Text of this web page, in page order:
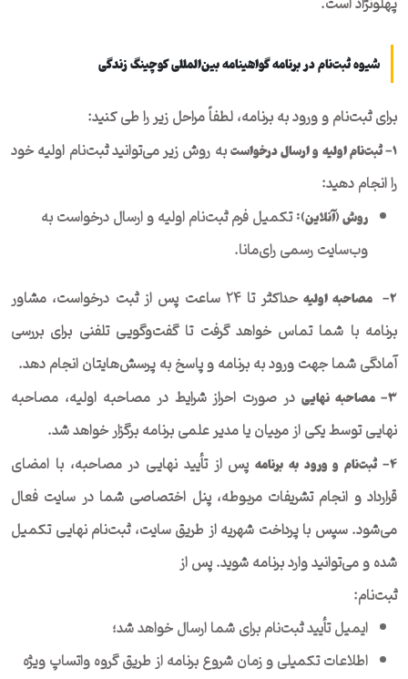
شیوه ثبت‌نام در برنامه گواهینامه بین‌المللی کوچینگ زندگی
برای ثبت‌نام و ورود به برنامه، لطفاً مراحل زیر را طی کنید:
۱- ثبت‌نام اولیه و ارسال درخواست
به روش زیر می‌توانید ثبت‌نام اولیه خود
را انجام دهید:
روش (آنلاین):تکمیل فرم ثبت‌نام اولیه و ارسال درخواست به
وب‌سایت رسمی رای‌مانا.
۲- مصاحبه اولیه
حداکثر تا ۲۴ ساعت پس از ثبت درخواست، مشاور
برنامه با شما تماس خواهد گرفت تا گفت‌وگویی تلفنی برای بررسی
آمادگی شما جهت ورود به برنامه و پاسخ به پرسش‌هایتان انجام دهد.
۳- مصاحبه نهایی
در صورت احراز شرایط در مصاحبه اولیه، مصاحبه
نهایی توسط یکی از مربیان یا مدیر علمی برنامه برگزار خواهد شد.
۴- ثبت‌نام و ورود به برنامه
پس از تأیید نهایی در مصاحبه، با امضای
قرارداد و انجام تشریفات مربوطه، پنل اختصاصی شما در سایت فعال
می‌شود. سپس با پرداخت شهریه از طریق سایت، ثبت‌نام نهایی تکمیل
شده و می‌توانید وارد برنامه شوید. پس از
ثبت‌نام:
ایمیل تأیید ثبت‌نام برای شما ارسال خواهد شد؛
اطلاعات تکمیلی و زمان شروع برنامه از طریق گروه واتساپ ویژه